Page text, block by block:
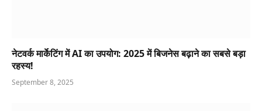
नेटवर्क मार्केटिंग में AI का उपयोग: 2025 में बिजनेस बढ़ाने का सबसे बड़ा
रहस्य!
September 8, 2025